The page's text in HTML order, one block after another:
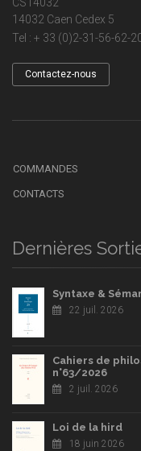
CS14032
14032 Caen Cedex 5
Tel : + 33 (0)2-31-56-62-
Contactez-nous
COMMANDES
CONTACTS
Dernières
Syntaxe &
22 juil. 2026
Cahiers de
n°63/2026
2 juil. 2026
Loi de la hird
18 juin 2026